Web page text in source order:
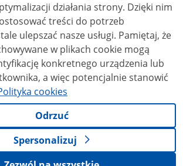
działania strony. Dzięki nim
treści do potrzeb
nasze usługi. Pamiętaj, że
w plikach cookie mogą
konkretnego urządzenia lub
a więc potencjalnie stanowić
cookies
Odrzuć
Spersonalizuj